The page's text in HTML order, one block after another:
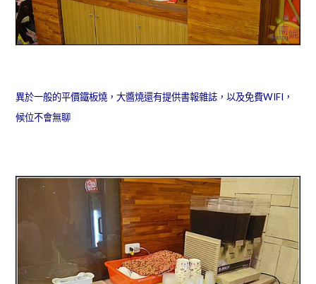
異於一般的平價鐵板燒，大醬燒還有提供書報雜誌，以及免費WIFI，
候位不會無聊